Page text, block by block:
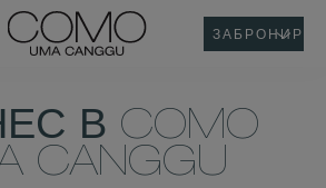
В COMO
CANGGU